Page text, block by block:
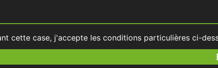
cette case, j'accepte les conditions particulières ci-